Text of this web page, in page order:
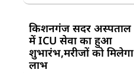
किशनगंज सदर अस्पताल
में ICU सेवा का हुआ
शुभारंभ,मरीजों को मिलेगा
लाभ